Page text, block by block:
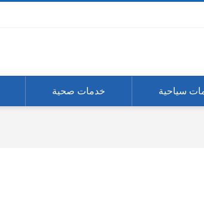
سياحية خدمات صحية